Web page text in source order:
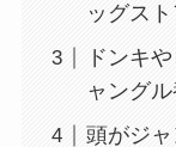
ッグス
ドンキ
ャング
頭がジ